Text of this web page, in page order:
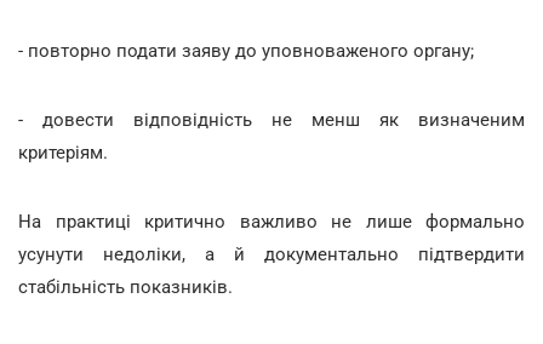
- повторно подати заяву до уповноваженого органу;
- довести відповідність не менш як визначеним
критеріям.
На практиці критично важливо не лише формально
усунути недоліки, а й документально підтвердити
стабільність показників.